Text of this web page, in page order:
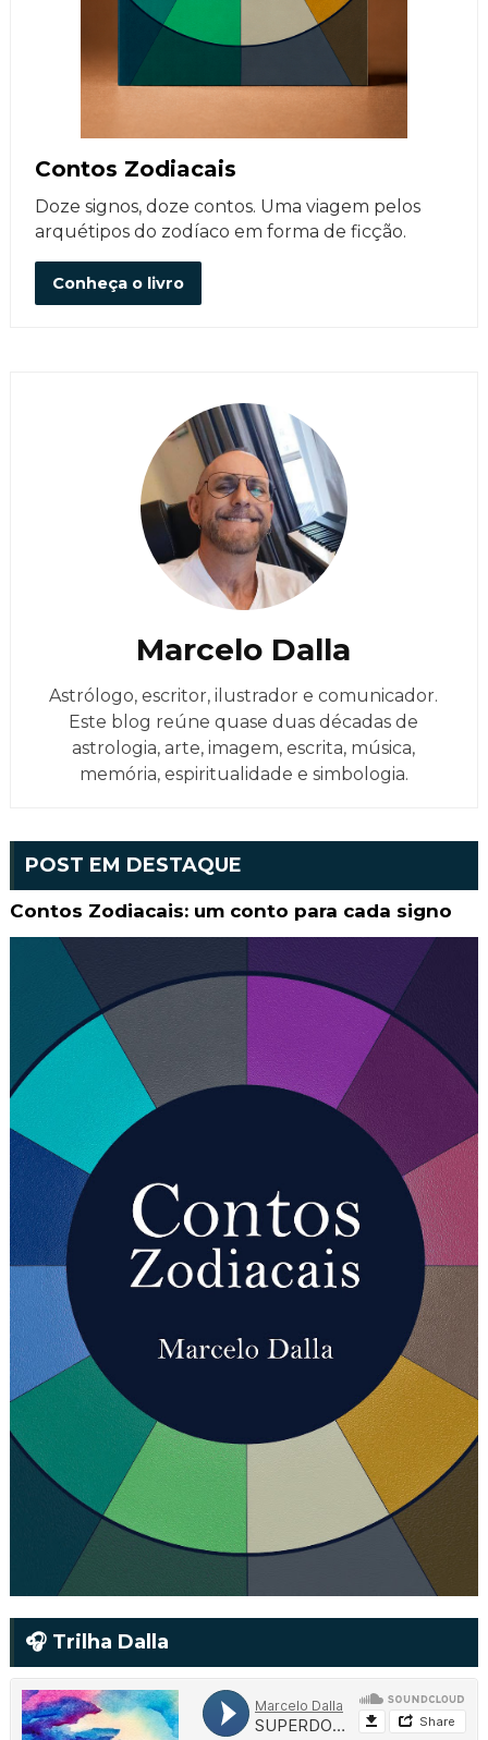
Contos Zodiacais
Doze signos, doze contos. Uma viagem pelos
arquétipos do zodíaco em forma de ficção.
Conheça o livro
Marcelo Dalla
Astrólogo, escritor, ilustrador e comunicador.
Este blog reúne quase duas décadas de
astrologia, arte, imagem, escrita, música,
memória, espiritualidade e simbologia.
POST EM DESTAQUE
Contos Zodiacais: um conto para cada signo
🎧 Trilha Dalla